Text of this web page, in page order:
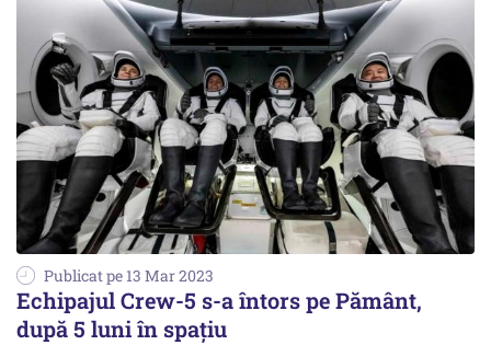
Publicat pe 13 Mar 2023
Echipajul Crew-5 s-a întors pe Pământ,
după 5 luni în spaţiu